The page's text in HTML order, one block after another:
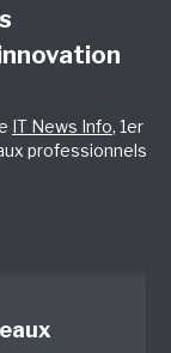
IT News Info, 1er
professionnels